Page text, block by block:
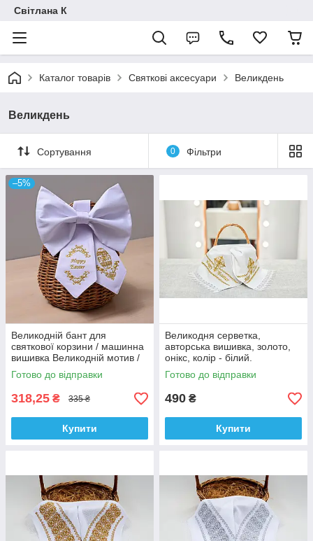
Світлана К
Каталог товарів Святкові аксесуари Великдень
Великдень
Сортування 0 Фільтри
–5%
Великодній бант для
святкової корзини / машинна
вишивка Великодній мотив /
онікс, колір - білий.
Готово до відправки
318,25 ₴ 335 ₴
Купити
Великодня серветка,
авторська вишивка, золото,
онікс, колір - білий.
Готово до відправки
490 ₴
Купити